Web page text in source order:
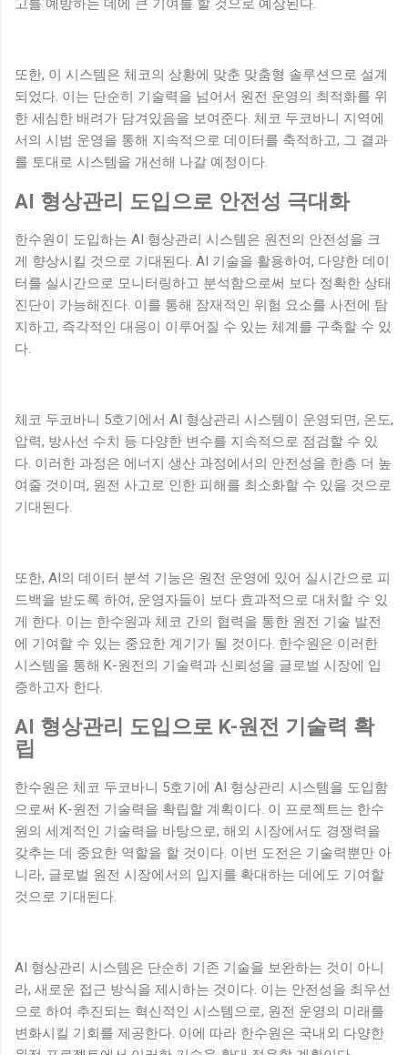
고를 예방하는 데에 큰 기여를 할 것으로 예상된다.
또한, 이 시스템은 체코의 상황에 맞춘 맞춤형 솔루션으로 설계
되었다. 이는 단순히 기술력을 넘어서 원전 운영의 최적화를 위
한 세심한 배려가 담겨있음을 보여준다. 체코 두코바니 지역에
서의 시범 운영을 통해 지속적으로 데이터를 축적하고, 그 결과
를 토대로 시스템을 개선해 나갈 예정이다.
AI 형상관리 도입으로 안전성 극대화
한수원이 도입하는 AI 형상관리 시스템은 원전의 안전성을 크
게 향상시킬 것으로 기대된다. AI 기술을 활용하여, 다양한 데이
터를 실시간으로 모니터링하고 분석함으로써 보다 정확한 상태
진단이 가능해진다. 이를 통해 잠재적인 위험 요소를 사전에 탐
지하고, 즉각적인 대응이 이루어질 수 있는 체계를 구축할 수 있
다.
체코 두코바니 5호기에서 AI 형상관리 시스템이 운영되면, 온도,
압력, 방사선 수치 등 다양한 변수를 지속적으로 점검할 수 있
다. 이러한 과정은 에너지 생산 과정에서의 안전성을 한층 더 높
여줄 것이며, 원전 사고로 인한 피해를 최소화할 수 있을 것으로
기대된다.
또한, AI의 데이터 분석 기능은 원전 운영에 있어 실시간으로 피
드백을 받도록 하여, 운영자들이 보다 효과적으로 대처할 수 있
게 한다. 이는 한수원과 체코 간의 협력을 통한 원전 기술 발전
에 기여할 수 있는 중요한 계기가 될 것이다. 한수원은 이러한
시스템을 통해 K-원전의 기술력과 신뢰성을 글로벌 시장에 입
증하고자 한다.
AI 형상관리 도입으로 K-원전 기술력 확
립
한수원은 체코 두코바니 5호기에 AI 형상관리 시스템을 도입함
으로써 K-원전 기술력을 확립할 계획이다. 이 프로젝트는 한수
원의 세계적인 기술력을 바탕으로, 해외 시장에서도 경쟁력을
갖추는 데 중요한 역할을 할 것이다. 이번 도전은 기술력뿐만 아
니라, 글로벌 원전 시장에서의 입지를 확대하는 데에도 기여할
것으로 기대된다.
AI 형상관리 시스템은 단순히 기존 기술을 보완하는 것이 아니
라, 새로운 접근 방식을 제시하는 것이다. 이는 안전성을 최우선
으로 하여 추진되는 혁신적인 시스템으로, 원전 운영의 미래를
변화시킬 기회를 제공한다. 이에 따라 한수원은 국내외 다양한